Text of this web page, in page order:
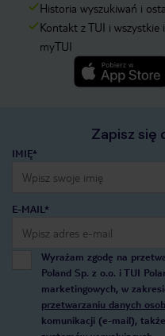
Historia wyszukiwań i
Kontakt z TUI i wszystkie
myTUI
Zapisz się
IMIĘ*
E-MAIL*
Wyrażam zgodę na
Poland Sp. z o.o. i TUI
marketingowych, w
przetwarzaniu danych
komunikacji (e-mail),